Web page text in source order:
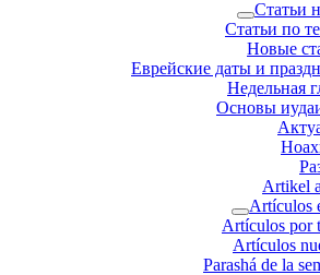
Статьи
Статьи по
Новые
Еврейские даты и
Недельная
Основы
Artikel
Artículos
Artículos por
Artículos
Parashá de la